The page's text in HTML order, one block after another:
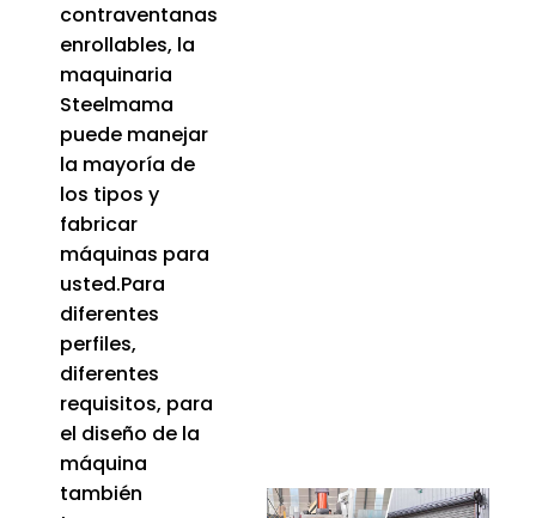
contraventanas
enrollables, la
maquinaria
Steelmama
puede manejar
la mayoría de
los tipos y
fabricar
máquinas para
usted.Para
diferentes
perfiles,
diferentes
requisitos, para
el diseño de la
máquina
también